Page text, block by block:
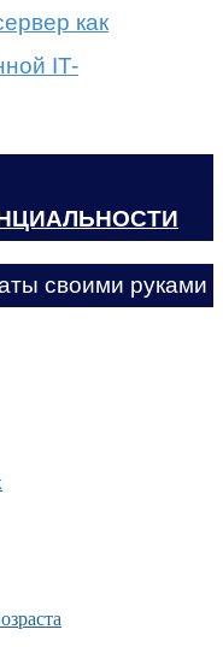
как
IT-
своими руками